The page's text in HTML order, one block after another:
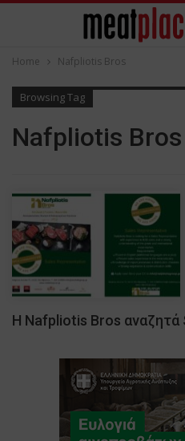
Home Nafpliotis Bros
Browsing Tag
Nafpliotis Bros
Η Nafpliotis Bros αναζητά